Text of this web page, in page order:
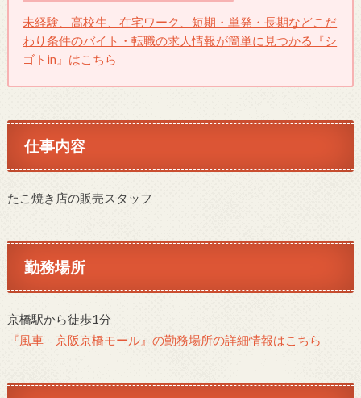
未経験、高校生、在宅ワーク、短期・単発・長期などこだ
わり条件のバイト・転職の求人情報が簡単に見つかる『シ
ゴトin』はこちら
仕事内容
たこ焼き店の販売スタッフ
勤務場所
京橋駅から徒歩1分
『風車 京阪京橋モール』の勤務場所の詳細情報はこちら